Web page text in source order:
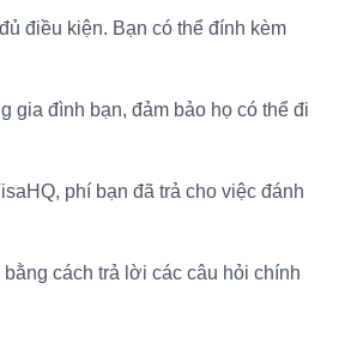
điều kiện. Bạn có thể đính kèm
gia đình bạn, đảm bảo họ có thể đi
phí bạn đã trả cho việc đánh
cách trả lời các câu hỏi chính